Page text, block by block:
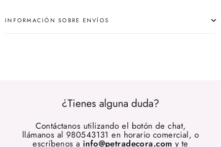
INFORMACIÓN SOBRE ENVÍOS
¿Tienes alguna duda?
Contáctanos utilizando el botón de chat,
llámanos al 980543131 en horario comercial, o
escríbenos a info@petradecora.com y te